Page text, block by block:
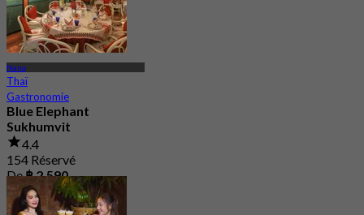
Nana
Thaï
Gastronomie
Blue Elephant
Sukhumvit
4.4
154 Réservé
De฿ 2,590